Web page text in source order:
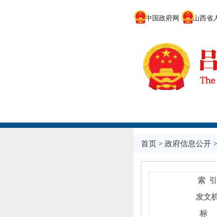
中国政府网 山西省人
首页> 政府信息公开
索
发文
标